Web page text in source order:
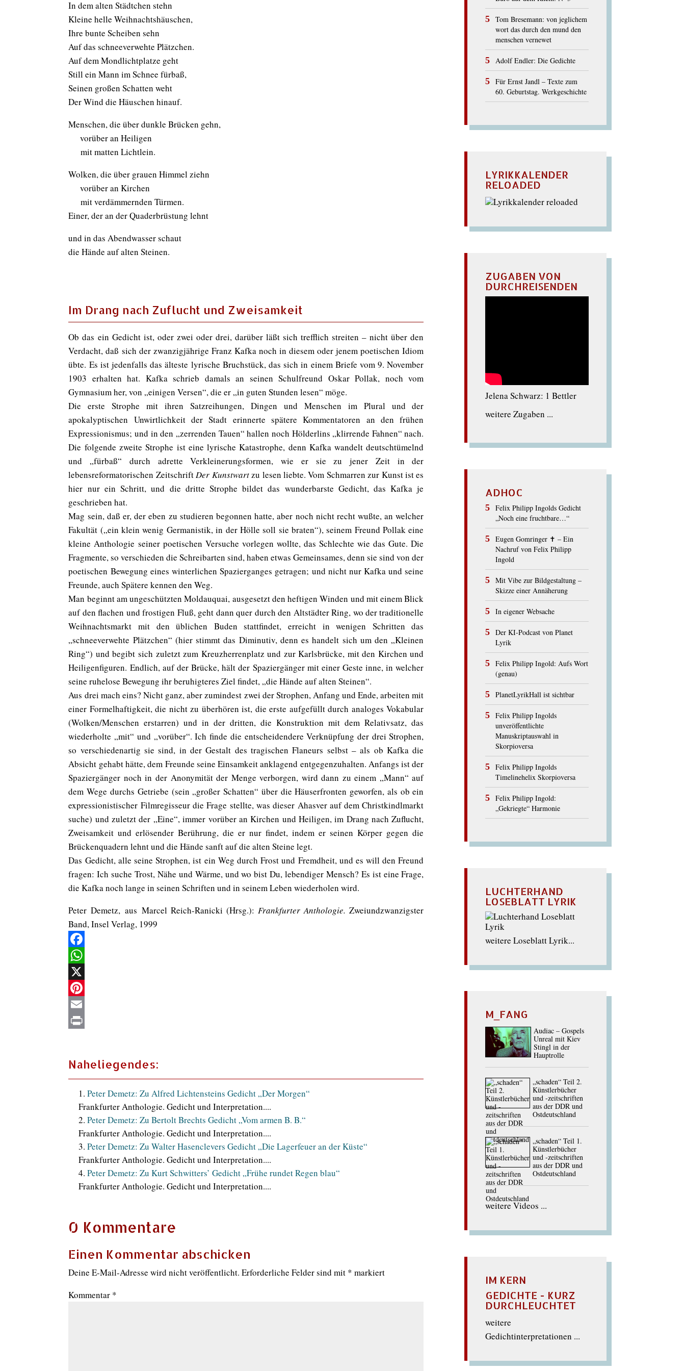
In dem alten Städtchen stehn
Kleine helle Weihnachtshäuschen,
Ihre bunte Scheiben sehn
Auf das schneeverwehte Plätzchen.
Auf dem Mondlichtplatze geht
Still ein Mann im Schnee fürbaß,
Seinen großen Schatten weht
Der Wind die Häuschen hinauf.
Menschen, die über dunkle Brücken gehn,
aaavorüber an Heiligen
aaamit matten Lichtlein.
Wolken, die über grauen Himmel ziehn
aaavorüber an Kirchen
aaamit verdämmernden Türmen.
Einer, der an der Quaderbrüstung lehnt
und in das Abendwasser schaut
die Hände auf alten Steinen.
Im Drang nach Zuflucht und Zweisamkeit
Ob das ein Gedicht ist, oder zwei oder drei, darüber läßt sich trefflich streiten – nicht über den
Verdacht, daß sich der zwanzigjährige Franz Kafka noch in diesem oder jenem poetischen Idiom
übte. Es ist jedenfalls das älteste lyrische Bruchstück, das sich in einem Briefe vom 9. November
1903 erhalten hat. Kafka schrieb damals an seinen Schulfreund Oskar Pollak, noch vom
Gymnasium her, von „einigen Versen“, die er „in guten Stunden lesen“ möge.
Die erste Strophe mit ihren Satzreihungen, Dingen und Menschen im Plural und der
apokalyptischen Unwirtlichkeit der Stadt erinnerte spätere Kommentatoren an den frühen
Expressionismus; und in den „zerrenden Tauen“ hallen noch Hölderlins „klirrende Fahnen“ nach.
Die folgende zweite Strophe ist eine lyrische Katastrophe, denn Kafka wandelt deutschtümelnd
und „fürbaß“ durch adrette Verkleinerungsformen, wie er sie zu jener Zeit in der
lebensreformatorischen ZeitschriftDer Kunstwartzu lesen liebte. Vom Schmarren zur Kunst ist es
hier nur ein Schritt, und die dritte Strophe bildet das wunderbarste Gedicht, das Kafka je
geschrieben hat.
Mag sein, daß er, der eben zu studieren begonnen hatte, aber noch nicht recht wußte, an welcher
Fakultät („ein klein wenig Germanistik, in der Hölle soll sie braten“), seinem Freund Pollak eine
kleine Anthologie seiner poetischen Versuche vorlegen wollte, das Schlechte wie das Gute. Die
Fragmente, so verschieden die Schreibarten sind, haben etwas Gemeinsames, denn sie sind von der
poetischen Bewegung eines winterlichen Spazierganges getragen; und nicht nur Kafka und seine
Freunde, auch Spätere kennen den Weg.
Man beginnt am ungeschützten Moldauquai, ausgesetzt den heftigen Winden und mit einem Blick
auf den flachen und frostigen Fluß, geht dann quer durch den Altstädter Ring, wo der traditionelle
Weihnachtsmarkt mit den üblichen Buden stattfindet, erreicht in wenigen Schritten das
„schneeverwehte Plätzchen“ (hier stimmt das Diminutiv, denn es handelt sich um den „Kleinen
Ring“) und begibt sich zuletzt zum Kreuzherrenplatz und zur Karlsbrücke, mit den Kirchen und
Heiligenfiguren. Endlich, auf der Brücke, hält der Spaziergänger mit einer Geste inne, in welcher
seine ruhelose Bewegung ihr beruhigteres Ziel findet, „die Hände auf alten Steinen“.
Aus drei mach eins? Nicht ganz, aber zumindest zwei der Strophen, Anfang und Ende, arbeiten mit
einer Formelhaftigkeit, die nicht zu überhören ist, die erste aufgefüllt durch analoges Vokabular
(Wolken/Menschen erstarren) und in der dritten, die Konstruktion mit dem Relativsatz, das
wiederholte „mit“ und „vorüber“. Ich finde die entscheidendere Verknüpfung der drei Strophen,
so verschiedenartig sie sind, in der Gestalt des tragischen Flaneurs selbst – als ob Kafka die
Absicht gehabt hätte, dem Freunde seine Einsamkeit anklagend entgegenzuhalten. Anfangs ist der
Spaziergänger noch in der Anonymität der Menge verborgen, wird dann zu einem „Mann“ auf
dem Wege durchs Getriebe (sein „großer Schatten“ über die Häuserfronten geworfen, als ob ein
expressionistischer Filmregisseur die Frage stellte, was dieser Ahasver auf dem Christkindlmarkt
suche) und zuletzt der „Eine“, immer vorüber an Kirchen und Heiligen, im Drang nach Zuflucht,
Zweisamkeit und erlösender Berührung, die er nur findet, indem er seinen Körper gegen die
Brückenquadern lehnt und die Hände sanft auf die alten Steine legt.
Das Gedicht, alle seine Strophen, ist ein Weg durch Frost und Fremdheit, und es will den Freund
fragen: Ich suche Trost, Nähe und Wärme, und wo bist Du, lebendiger Mensch? Es ist eine Frage,
die Kafka noch lange in seinen Schriften und in seinem Leben wiederholen wird.
Peter Demetz, aus Marcel Reich-Ranicki (Hrsg.):Frankfurter Anthologie.Zweiundzwanzigster
Band, Insel Verlag, 1999
Facebook
WhatsApp
X
Pinterest
Email
Naheliegendes:
Peter Demetz: Zu Alfred Lichtensteins Gedicht „Der Morgen“
Frankfurter Anthologie. Gedicht und Interpretation....
Peter Demetz: Zu Bertolt Brechts Gedicht „Vom armen B. B.“
Frankfurter Anthologie. Gedicht und Interpretation....
Peter Demetz: Zu Walter Hasenclevers Gedicht „Die Lagerfeuer an der Küste“
Frankfurter Anthologie. Gedicht und Interpretation....
Peter Demetz: Zu Kurt Schwitters’ Gedicht „Frühe rundet Regen blau“
Frankfurter Anthologie. Gedicht und Interpretation....
0 Kommentare
Einen Kommentar abschicken
Deine E-Mail-Adresse wird nicht veröffentlicht. Erforderliche Felder sind mit * markiert
Kommentar *
Tom Bresemann: von jeglichem
wort das durch den mund den
menschen vernewet
Adolf Endler: Die Gedichte
Für Ernst Jandl – Texte zum
60. Geburtstag. Werkgeschichte
LYRIKKALENDER
RELOADED
ZUGABEN VON
DURCHREISENDEN
Jelena Schwarz: 1 Bettler
weitere Zugaben ...
ADHOC
Felix Philipp Ingolds Gedicht
„Noch eine fruchtbare…“
Eugen Gomringer ✝︎ – Ein
Nachruf von Felix Philipp
Ingold
Mit Vibe zur Bildgestaltung –
Skizze einer Annäherung
In eigener Websache
Der KI-Podcast von Planet
Lyrik
Felix Philipp Ingold: Aufs Wort
(genau)
PlanetLyrikHall ist sichtbar
Felix Philipp Ingolds
unveröffentlichte
Manuskriptauswahl in
Skorpioversa
Felix Philipp Ingolds
Timelinehelix Skorpioversa
Felix Philipp Ingold:
„Gekriegte“ Harmonie
LUCHTERHAND
LOSEBLATT LYRIK
weitere Loseblatt Lyrik...
M_FANG
Audiac – Gospels
Unreal mit Kiev
Stingl in der
Hauptrolle
„schaden“ Teil 2.
Künstlerbücher
und -zeitschriften
aus der DDR und
Ostdeutschland
„schaden“ Teil 1.
Künstlerbücher
und -zeitschriften
aus der DDR und
Ostdeutschland
weitere Videos ...
IM KERN
GEDICHTE - KURZ
DURCHLEUCHTET
weitere
Gedichtinterpretationen ...